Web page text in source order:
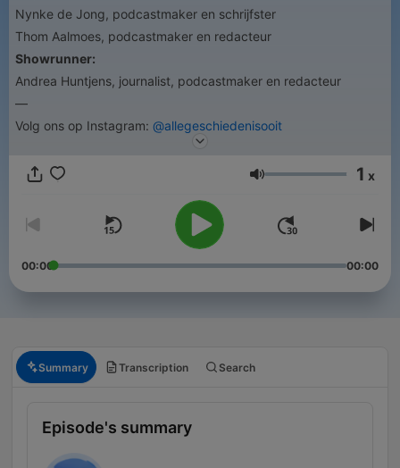
Nynke de Jong, podcastmaker en schrijfster
Thom Aalmoes, podcastmaker en redacteur
Showrunner:
Andrea Huntjens, journalist, podcastmaker en redacteur
—
Volg ons op Instagram: @allegeschiedenisooit
Volume 1 x
00:00 00:00
Summary Transcription Search
Episode's summary